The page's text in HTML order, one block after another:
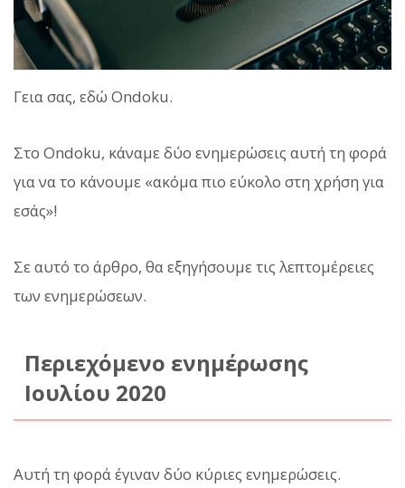
Γεια σας, εδώ Ondoku.
Στο Ondoku, κάναμε δύο ενημερώσεις αυτή τη φορά
για να το κάνουμε «ακόμα πιο εύκολο στη χρήση για
εσάς»!
Σε αυτό το άρθρο, θα εξηγήσουμε τις λεπτομέρειες
των ενημερώσεων.
Περιεχόμενο ενημέρωσης
Ιουλίου 2020
Αυτή τη φορά έγιναν δύο κύριες ενημερώσεις.